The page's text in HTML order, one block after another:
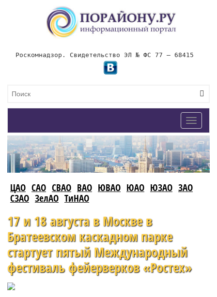
Роскомнадзор. Свидетельство ЭЛ № ФС 77 – 68415
Toggle
ЦАО САО СВАО ВАО ЮВАО ЮАО ЮЗАО ЗАО
СЗАО ЗелАО ТиНАО
17 и 18 августа в Москве в
Братеевском каскадном парке
стартует пятый Международный
фестиваль фейерверков «Ростех»